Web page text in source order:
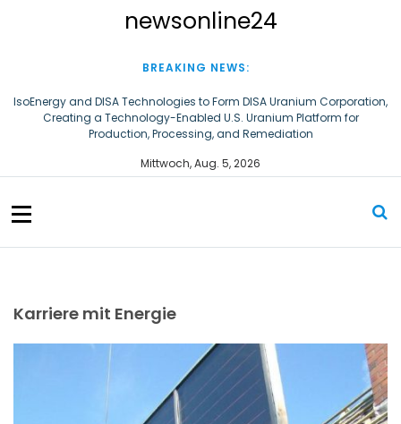
t
newsonline24
BREAKING NEWS:
IsoEnergy and DISA Technologies to Form DISA Uranium Corporation,
Creating a Technology-Enabled U.S. Uranium Platform for
Production, Processing, and Remediation
Rund 20 brasilianische Fachkräfte in der Black Forest Power Region
angekommen
Mittwoch, Aug. 5, 2026
Karriere mit Energie